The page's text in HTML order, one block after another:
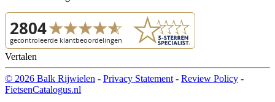
Vertalen
© 2026 Balk Rijwielen - Privacy Statement - Review Policy -
FietsenCatalogus.nl